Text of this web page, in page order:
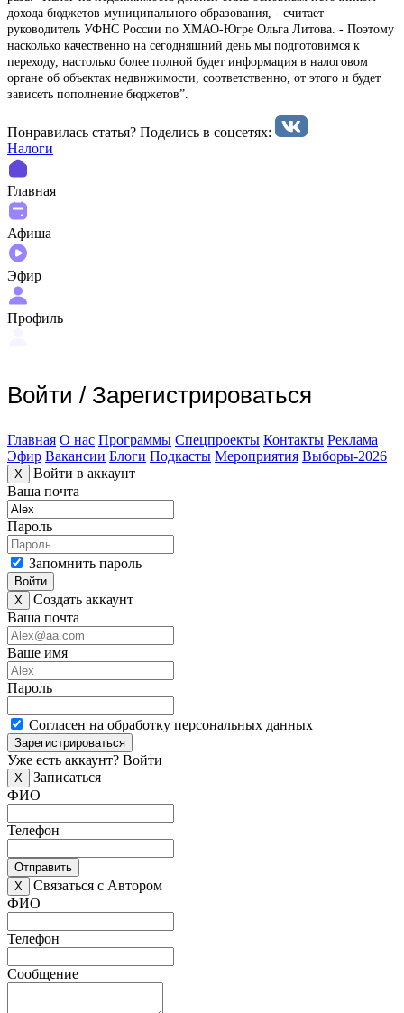
дохода бюджетов муниципального образования, - считает
руководитель УФНС России по ХМАО-Югре Ольга Литова. - Поэтому
насколько качественно на сегодняшний день мы подготовимся к
переходу, настолько более полной будет информация в налоговом
органе об объектах недвижимости, соответственно, от этого и будет
зависеть пополнение бюджетов”.
Понравилась статья? Поделиcь в соцсетях:
Налоги
Главная
Афиша
Эфир
Профиль
Войти / Зарегистрироваться
Главная О нас Программы Спецпроекты Контакты Реклама
Эфир Вакансии Блоги Подкасты Мероприятия Выборы-2026
X
Войти в аккаунт
Ваша почта
Пароль
Запомнить пароль
Войти
X
Создать аккаунт
Ваша почта
Ваше имя
Пароль
Согласен на обработку персональных данных
Зарегистрироваться
Уже есть аккаунт? Войти
X
Записаться
ФИО
Телефон
Отправить
X
Связаться с Автором
ФИО
Телефон
Сообщение